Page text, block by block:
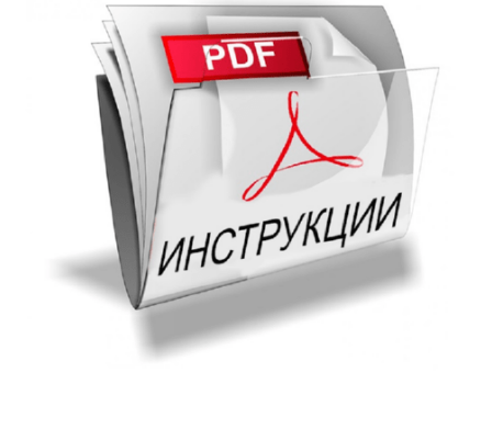
Контакты